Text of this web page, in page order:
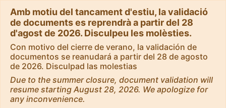
Amb motiu del tancament d'estiu, la validació
de documents es reprendrà a partir del 28
d'agost de 2026. Disculpeu les molèsties.
Con motivo del cierre de verano, la validación de
documentos se reanudará a partir del 28 de agosto
de 2026. Disculpad las molestias
Due to the summer closure, document validation will
resume starting August 28, 2026. We apologize for
any inconvenience.